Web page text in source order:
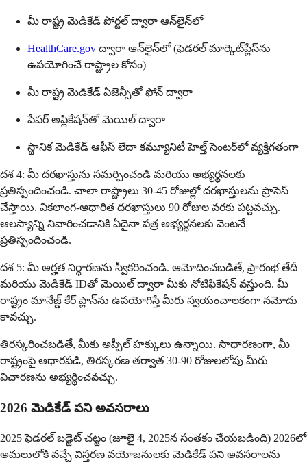
మీ రాష్ట్ర మెడికేడ్ పోర్టల్ ద్వారా ఆన్‌లైన్‌లో
HealthCare.gov ద్వారా ఆన్‌లైన్‌లో (ఫెడరల్ మార్కెట్‌ప్లేస్‌ను
ఉపయోగించే రాష్ట్రాల కోసం)
మీ రాష్ట్ర మెడికేడ్ ఏజెన్సీతో ఫోన్ ద్వారా
పేపర్ అప్లికేషన్‌తో మెయిల్ ద్వారా
స్థానిక మెడికేడ్ ఆఫీస్ లేదా కమ్యూనిటీ హెల్త్ సెంటర్‌లో వ్యక్తిగతంగా
దశ 4: మీ దరఖాస్తును సమర్పించండి మరియు అభ్యర్థనలకు
ప్రతిస్పందించండి. చాలా రాష్ట్రాలు 30-45 రోజుల్లో దరఖాస్తులను ప్రాసెస్
చేస్తాయి. వికలాంగ-ఆధారిత దరఖాస్తులు 90 రోజుల వరకు పట్టవచ్చు.
ఆలస్యాన్ని నివారించడానికి ఏదైనా పత్ర అభ్యర్థనలకు వెంటనే
ప్రతిస్పందించండి.
దశ 5: మీ అర్హత నిర్ధారణను స్వీకరించండి. ఆమోదించబడితే, ప్రారంభ తేదీ
మరియు మెడికేడ్ IDతో మెయిల్ ద్వారా మీకు నోటిఫికేషన్ వస్తుంది. మీ
రాష్ట్రం మానేజ్డ్ కేర్ ప్లాన్‌ను ఉపయోగిస్తే మీరు స్వయంచాలకంగా నమోదు
కావచ్చు.
తిరస్కరించబడితే, మీకు అప్పీల్ హక్కులు ఉన్నాయి. సాధారణంగా, మీ
రాష్ట్రంపై ఆధారపడి, తిరస్కరణ తర్వాత 30-90 రోజులలోపు మీరు
విచారణను అభ్యర్థించవచ్చు.
2026 మెడికేడ్ పని అవసరాలు
2025 ఫెడరల్ బడ్జెట్ చట్టం (జూలై 4, 2025న సంతకం చేయబడింది) 2026లో
అమలులోకి వచ్చే విస్తరణ వయోజనులకు మెడికేడ్ పని అవసరాలను